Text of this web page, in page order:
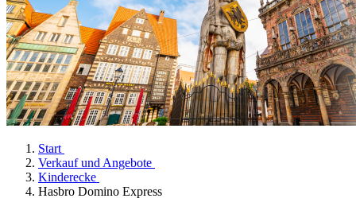
Start
Verkauf und Angebote
Kinderecke
Hasbro Domino Express